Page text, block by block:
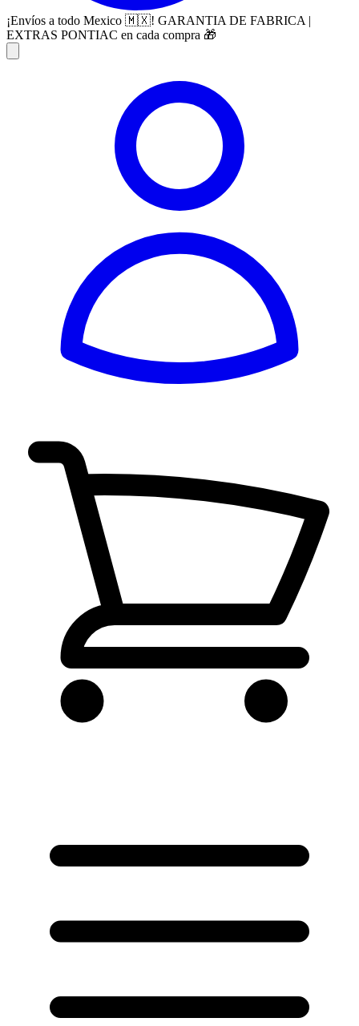
¡Envíos a todo Mexico 🇲🇽! GARANTIA DE FABRICA |
EXTRAS PONTIAC en cada compra 🎁